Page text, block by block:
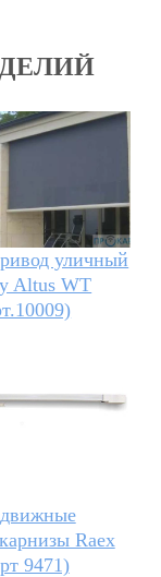
уличный
Altus WT
Raex
9471)